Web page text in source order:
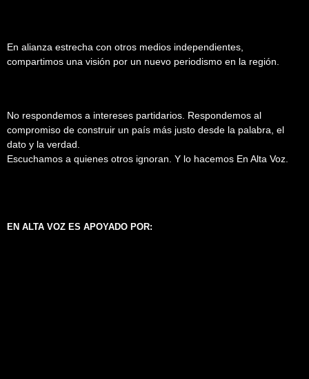
En alianza estrecha con otros medios independientes,
compartimos una visión por un nuevo periodismo en la región.
No respondemos a intereses partidarios. Respondemos al
compromiso de construir un país más justo desde la palabra, el
dato y la verdad.
Escuchamos a quienes otros ignoran. Y lo hacemos En Alta Voz.
EN ALTA VOZ ES APOYADO POR: